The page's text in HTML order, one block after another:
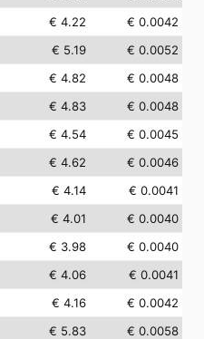
€ 4.22
€ 0.0042
€ 5.19
€ 0.0052
€ 4.82
€ 0.0048
€ 4.83
€ 0.0048
€ 4.54
€ 0.0045
€ 4.62
€ 0.0046
€ 4.14
€ 0.0041
€ 4.01
€ 0.0040
€ 3.98
€ 0.0040
€ 4.06
€ 0.0041
€ 4.16
€ 0.0042
€ 5.83
€ 0.0058